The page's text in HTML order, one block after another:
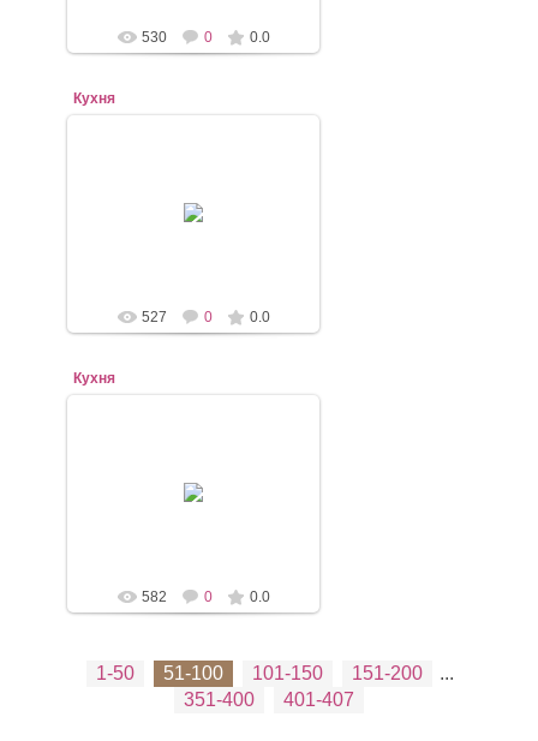
530 0 0.0
Кухня
527 0 0.0
Кухня
582 0 0.0
1-50 51-100 101-150 151-200
...
351-400
401-407